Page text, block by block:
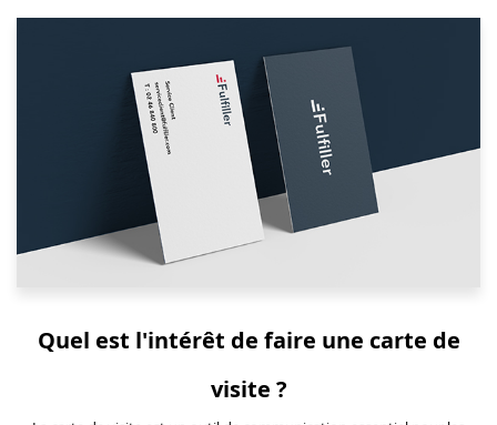
Quel est l'intérêt de faire une carte de
visite ?